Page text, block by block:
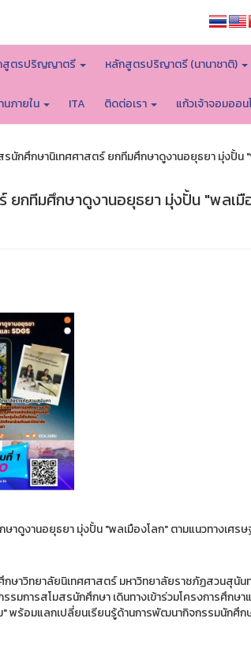
สูตรปริญญาตรี หลักสูตรปริญาตรี (นานาชาติ)
นภายใน ITA ติดต่อเรา แก้วเจ้าจอมออน
นักศึกษานิเทศศาสตร์ ยกทีมศึกษาดูงานอยุธยา มุ่งปั้น
ยกทีมศึกษาดูงานอยุธยา มุ่งปั้น "พลเ
าดูงานอยุธยา มุ่งปั้น "พลเมืองโลก" ตามแนวทางเศร
ษาวิทยาลัยนิเทศศาสตร์ มหาวิทยาลัยราชภัฏสวนสุนั
รมการสโมสรนักศึกษา เดินทางเข้าร่วมโครงการศึก
" พร้อมแลกเปลี่ยนเรียนรู้ด้านการพัฒนากิจกรรมนักศึ